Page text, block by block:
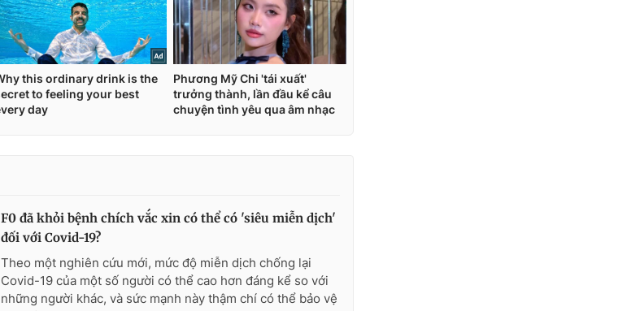
F0 đã khỏi bệnh chích vắc xin có thể có 'siêu miễn dịch'
đối với Covid-19?
Theo một nghiên cứu mới, mức độ miễn dịch chống lại
Covid-19 của một số người có thể cao hơn đáng kể so với
những người khác, và sức mạnh này thậm chí có thể bảo vệ